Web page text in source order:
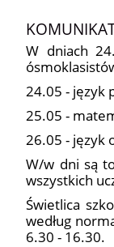
W dniach
24.05 - język
25.05 -
26.05 - język
W/w dni są
wszystkich
Świetlica
według
6.30 - 16.30.